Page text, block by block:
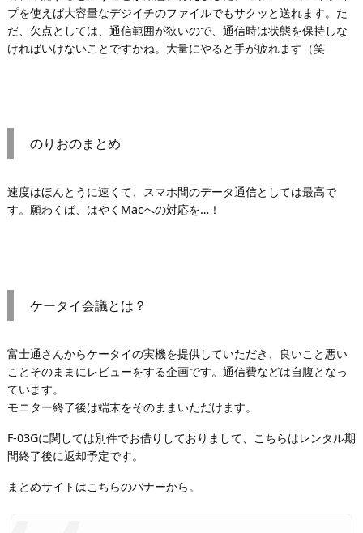
プを使えば大容量なデジイチのファイルでもサクッと送れます。た
だ、欠点としては、通信範囲が狭いので、通信時は状態を保持しな
ければいけないことですかね。大量にやると手が疲れます（笑
のりおのまとめ
速度はほんとうに速くて、スマホ間のデータ通信としては最高で
す。願わくば、はやくMacへの対応を…！
ケータイ会議とは？
富士通さんからケータイの実機を提供していただき、良いこと悪い
ことそのままにレビューをする企画です。通信費などは自腹となっ
ています。
モニター終了後は端末をそのままいただけます。
F-03Gに関しては別件でお借りしておりまして、こちらはレンタル期
間終了後に返却予定です。
まとめサイトはこちらのバナーから。